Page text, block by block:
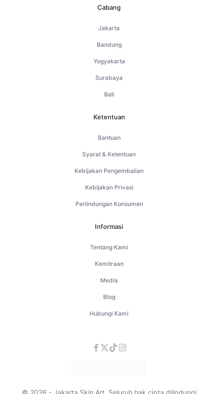
Cabang
Jakarta
Bandung
Yogyakarta
Surabaya
Bali
Ketentuan
Bantuan
Syarat & Ketentuan
Kebijakan Pengembalian
Kebijakan Privasi
Perlindungan Konsumen
Informasi
Tentang Kami
Kemitraan
Media
Blog
Hubungi Kami